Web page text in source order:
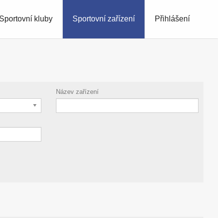
Přihlášení
Sportovní kluby Sportovní zařízení
Název zařízení